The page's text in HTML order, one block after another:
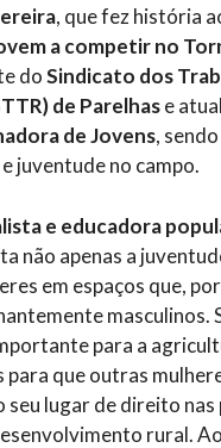
, que fez história
a competir no
doSindicato dos
de Parelhase
de Jovens,
juventude no campo.
e educadora
não apenas a
em espaços que,
masculinos.
para a
para que outras
seu lugar de direito
rural.